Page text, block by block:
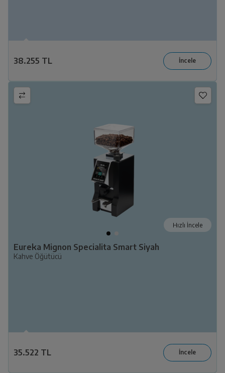
38.255 TL
Hızlı İncele
Eureka Mignon Specialita Smart Siyah
Kahve Öğütücü
35.522 TL